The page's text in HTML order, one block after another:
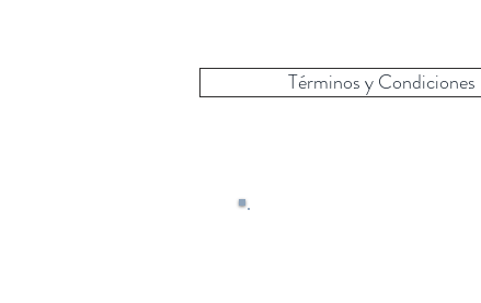
Términos y Condiciones